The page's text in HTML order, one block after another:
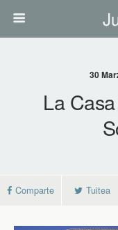
30
La
Comparte Tuitea